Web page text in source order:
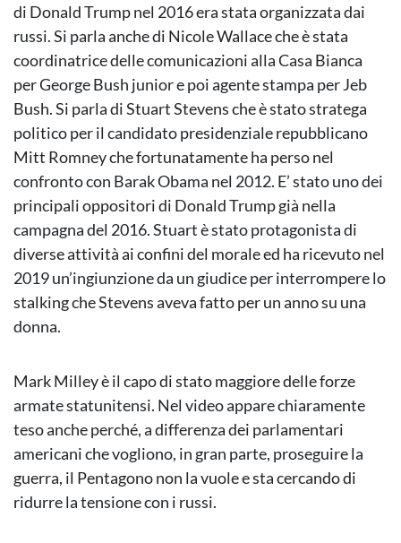
di Donald Trump nel 2016 era stata organizzata dai
russi. Si parla anche di Nicole Wallace che è stata
coordinatrice delle comunicazioni alla Casa Bianca
per George Bush junior e poi agente stampa per Jeb
Bush. Si parla di Stuart Stevens che è stato stratega
politico per il candidato presidenziale repubblicano
Mitt Romney che fortunatamente ha perso nel
confronto con Barak Obama nel 2012. E’ stato uno dei
principali oppositori di Donald Trump già nella
campagna del 2016. Stuart è stato protagonista di
diverse attività ai confini del morale ed ha ricevuto nel
2019 un’ingiunzione da un giudice per interrompere lo
stalking che Stevens aveva fatto per un anno su una
donna.
Mark Milley è il capo di stato maggiore delle forze
armate statunitensi. Nel video appare chiaramente
teso anche perché, a differenza dei parlamentari
americani che vogliono, in gran parte, proseguire la
guerra, il Pentagono non la vuole e sta cercando di
ridurre la tensione con i russi.